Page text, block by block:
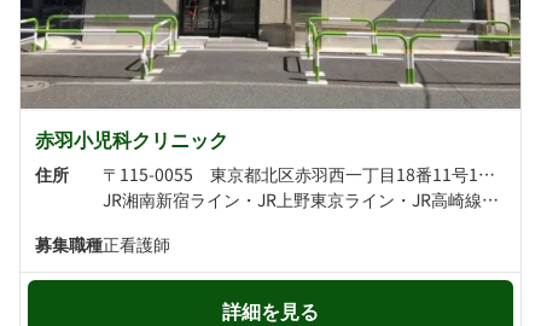
赤羽小児科クリニック
住所
〒115-0055 東京都北区赤羽西一丁目18番11号1階・2階
JR湘南新宿ライン・JR上野東京ライン・JR高崎線・JR宇都宮線・JR埼京線・JR京浜東北線 赤羽駅より徒歩4分 東京メトロ南北線・埼玉高速鉄道 赤羽岩淵駅より徒歩11分
募集職種正看護師
詳細を見る